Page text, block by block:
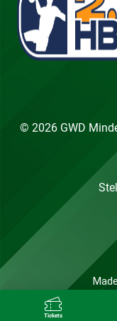
© 2026 GWD
Tickets